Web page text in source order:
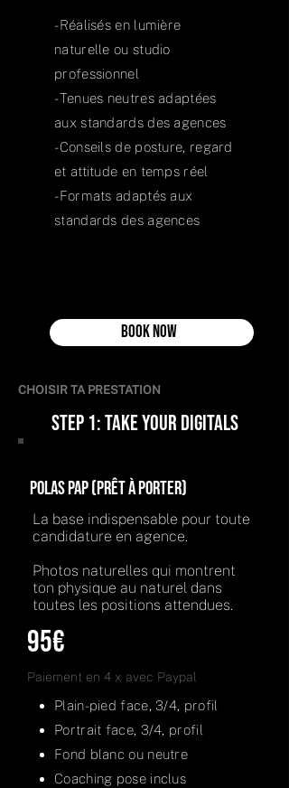
- Réalisés en lumière
naturelle ou studio
professionnel
- Tenues neutres adaptées
aux standards des agences
- Conseils de posture, regard
et attitude en temps réel
- Formats adaptés aux
standards des agences
Book now
CHOISIR TA PRESTATION
STEP 1: TAKE YOUR DIGITALS
Polas PAP (Prêt à porter)
La base indispensable pour toute
candidature en agence.
Photos naturelles qui montrent
ton physique au naturel dans
toutes les positions attendues.
95€
Paiement en 4 x avec Paypal
Plain-pied face, 3/4, profil
Portrait face, 3/4, profil
Fond blanc ou neutre
Coaching pose inclus